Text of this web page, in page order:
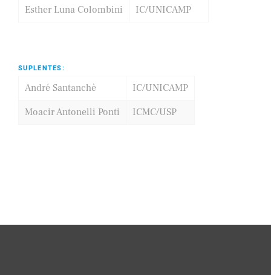
Esther Luna Colombini
IC/UNICAMP
SUPLENTES:
André Santanchè
IC/UNICAMP
Moacir Antonelli Ponti
ICMC/USP